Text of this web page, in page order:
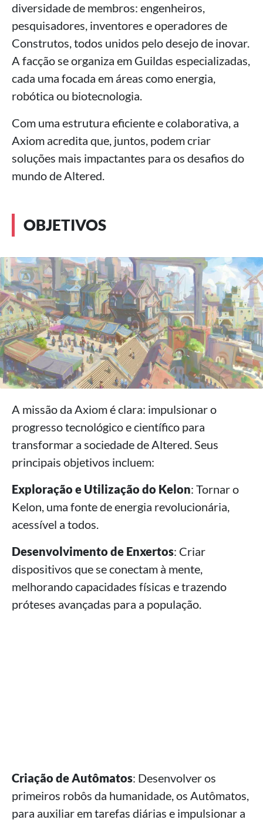
diversidade de membros: engenheiros,
pesquisadores, inventores e operadores de
Construtos, todos unidos pelo desejo de inovar.
A facção se organiza em Guildas especializadas,
cada uma focada em áreas como energia,
robótica ou biotecnologia.
Com uma estrutura eficiente e colaborativa, a
Axiom acredita que, juntos, podem criar
soluções mais impactantes para os desafios do
mundo de Altered.
OBJETIVOS
A missão da Axiom é clara: impulsionar o
progresso tecnológico e científico para
transformar a sociedade de Altered. Seus
principais objetivos incluem:
Exploração e Utilização do Kelon: Tornar o
Kelon, uma fonte de energia revolucionária,
acessível a todos.
Desenvolvimento de Enxertos: Criar
dispositivos que se conectam à mente,
melhorando capacidades físicas e trazendo
próteses avançadas para a população.
Criação de Autômatos: Desenvolver os
primeiros robôs da humanidade, os Autômatos,
para auxiliar em tarefas diárias e impulsionar a